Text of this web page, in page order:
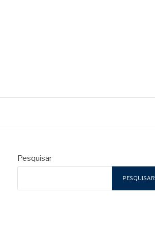
Pesquisar
PESQUISAR